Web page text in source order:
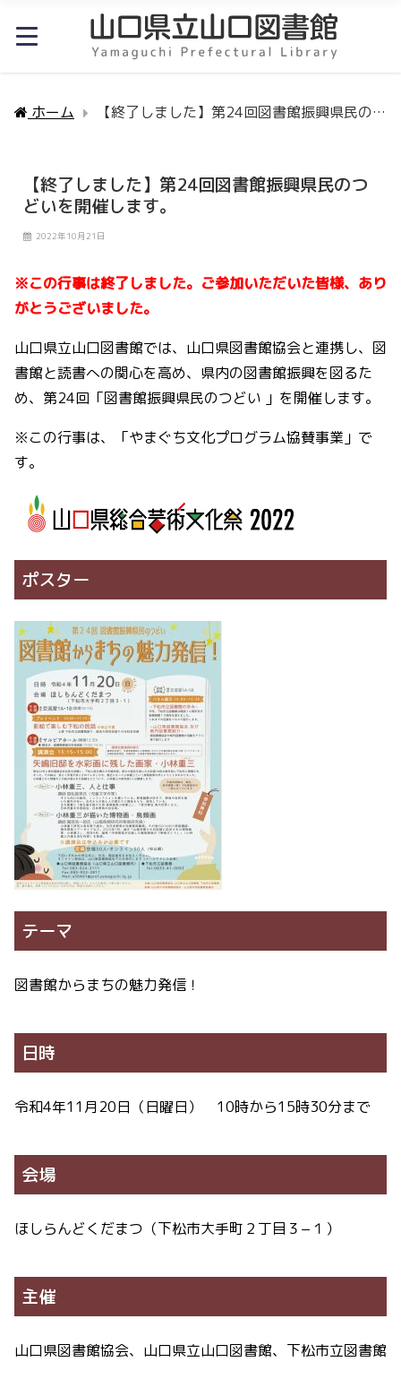
ホーム 【終了しました】第24回図書館振興県民のつ
【終了しました】第24回図書館振興県民のつ
どいを開催します。
2022年10月21日
※この行事は終了しました。ご参加いただいた皆様、あり
がとうございました。
山口県立山口図書館では、山口県図書館協会と連携し、図
書館と読書への関心を高め、県内の図書館振興を図るた
め、第24回「図書館振興県民のつどい 」を開催します。
※この行事は、「やまぐち文化プログラム協賛事業」で
す。
ポスター
テーマ
図書館からまちの魅力発信！
日時
令和4年11月20日（日曜日） 10時から15時30分まで
会場
ほしらんどくだまつ（下松市大手町２丁目３−１）
主催
山口県図書館協会、山口県立山口図書館、下松市立図書館